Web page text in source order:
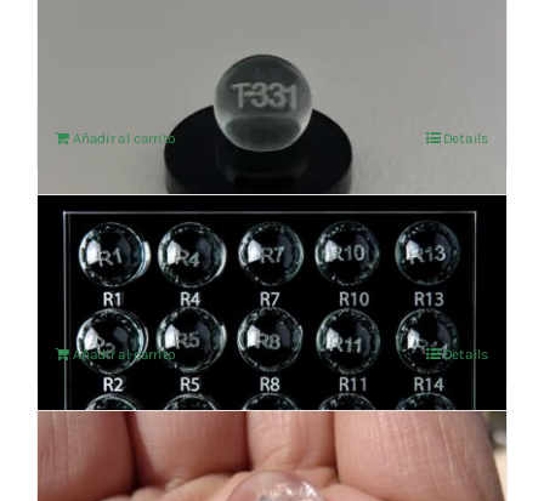
Añadir al carrito Details
Set de Reflexología
1.177,69€ IVA no incluído
Añadir al carrito Details
T-143 Immunity
202,48 IVA no incluído